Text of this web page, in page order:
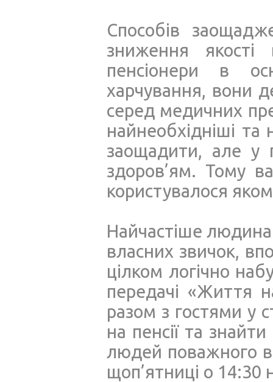
Способів
зниження
пенсіонери в
харчування, вони
серед медичних
найнеобхідніші
заощадити, але у
здоров’ям. Тому
користувалося
Найчастіше
власних звичок,
цілком логічно
передачі «Життя
разом з гостями у
на пенсії та
людей поважного
щоп’ятниці о 14:30